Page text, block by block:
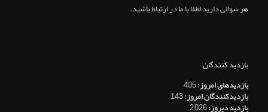
هر سوالی دارید لطفا با ما در ارتباط باشید.
بازدید کنندگان
بازدیدهای امروز:405
بازدیدکنندگان امروز:143
بازدید دیروز:2,026